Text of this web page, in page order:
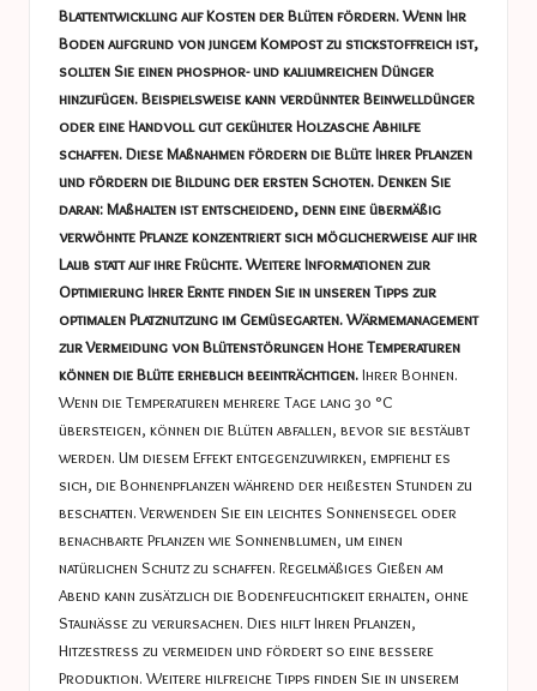
Blattentwicklung auf Kosten der Blüten fördern. Wenn Ihr
Boden aufgrund von jungem Kompost zu stickstoffreich ist,
sollten Sie einen phosphor- und kaliumreichen Dünger
hinzufügen. Beispielsweise kann verdünnter Beinwelldünger
oder eine Handvoll gut gekühlter Holzasche Abhilfe
schaffen. Diese Maßnahmen fördern die Blüte Ihrer Pflanzen
und fördern die Bildung der ersten Schoten. Denken Sie
daran: Maßhalten ist entscheidend, denn eine übermäßig
verwöhnte Pflanze konzentriert sich möglicherweise auf ihr
Laub statt auf ihre Früchte. Weitere Informationen zur
Optimierung Ihrer Ernte finden Sie in unseren Tipps zur
optimalen Platznutzung im Gemüsegarten.Wärmemanagement
zur Vermeidung von BlütenstörungenHohe Temperaturen
können die Blüte erheblich beeinträchtigen.Ihrer Bohnen.
Wenn die Temperaturen mehrere Tage lang 30 °C
übersteigen, können die Blüten abfallen, bevor sie bestäubt
werden. Um diesem Effekt entgegenzuwirken, empfiehlt es
sich, die Bohnenpflanzen während der heißesten Stunden zu
beschatten. Verwenden Sie ein leichtes Sonnensegel oder
benachbarte Pflanzen wie Sonnenblumen, um einen
natürlichen Schutz zu schaffen. Regelmäßiges Gießen am
Abend kann zusätzlich die Bodenfeuchtigkeit erhalten, ohne
Staunässe zu verursachen. Dies hilft Ihren Pflanzen,
Hitzestress zu vermeiden und fördert so eine bessere
Produktion. Weitere hilfreiche Tipps finden Sie in unserem